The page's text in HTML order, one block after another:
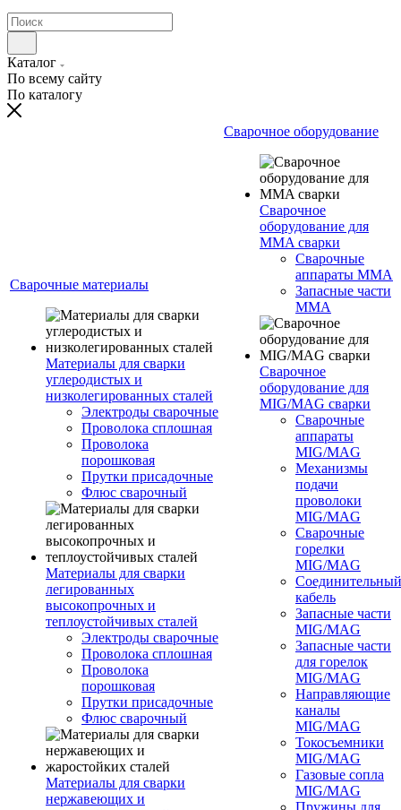
Каталог
По всему сайту
По каталогу
Сварочные материалы
Материалы для сварки
углеродистых и
низколегированных сталей
Электроды сварочные
Проволока сплошная
Проволока
порошковая
Прутки присадочные
Флюс сварочный
Материалы для сварки
легированных
высокопрочных и
теплоустойчивых сталей
Электроды сварочные
Проволока сплошная
Проволока
порошковая
Прутки присадочные
Флюс сварочный
Материалы для сварки
нержавеющих и
Сварочное оборудование
Сварочное
оборудование для
MMA сварки
Сварочные
аппараты MMA
Запасные части
MMA
Сварочное
оборудование для
MIG/MAG сварки
Сварочные
аппараты
MIG/MAG
Механизмы
подачи
проволоки
MIG/MAG
Сварочные
горелки
MIG/MAG
Соединительный
кабель
Запасные части
MIG/MAG
Запасные части
для горелок
MIG/MAG
Направляющие
каналы
MIG/MAG
Токосъемники
MIG/MAG
Газовые сопла
MIG/MAG
Пружины для